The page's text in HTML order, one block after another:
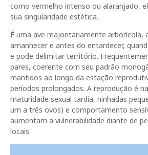
como vermelho intenso ou alaranjado,
sua singularidade estética.
É uma ave majoritariamente arborícola,
amanhecer e antes do entardecer,
e pode delimitar território.
pares, coerente com seu padrão
mantidos ao longo da estação
períodos prolongados. A reprodução é
maturidade sexual tardia, ninhadas
um a três ovos) e comportamento
aumentam a vulnerabilidade diante de
locais.